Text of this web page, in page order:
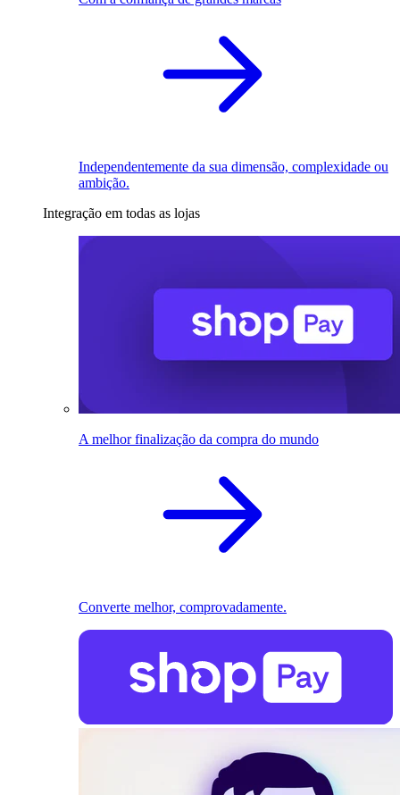
Independentemente da sua dimensão, complexidade ou
ambição.
Integração em todas as lojas
A melhor finalização da compra do mundo
Converte melhor, comprovadamente.